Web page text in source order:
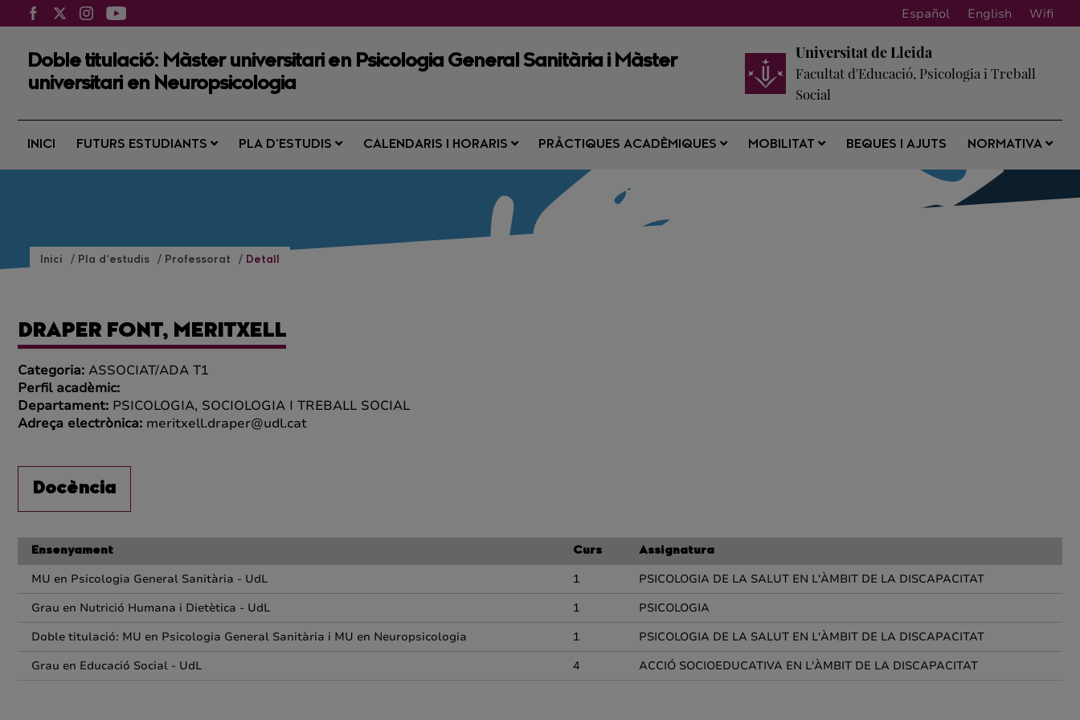
Español English Wifi
Doble titulació: Màster universitari en Psicologia General Sanitària i Màster
universitari en Neuropsicologia
Universitat de Lleida
Facultat d'Educació, Psicologia i Treball
Social
INICI FUTURS ESTUDIANTS PLA D’ESTUDIS CALENDARIS I HORARIS PRÀCTIQUES ACADÈMIQUES MOBILITAT BEQUES I AJUTS NORMATIVA
Inici Pla d’estudis Professorat Detall
DRAPER FONT, MERITXELL
Categoria: ASSOCIAT/ADA T1
Perfil acadèmic:
Departament: PSICOLOGIA, SOCIOLOGIA I TREBALL SOCIAL
Adreça electrònica: meritxell.draper@udl.cat
Docència
Ensenyament Curs Assignatura
MU en Psicologia General Sanitària - UdL 1
PSICOLOGIA DE LA SALUT EN L'ÀMBIT DE LA DISCAPACITAT
Grau en Nutrició Humana i Dietètica - UdL
1
PSICOLOGIA
Doble titulació: MU en Psicologia General Sanitària i MU en Neuropsicologia
1
PSICOLOGIA DE LA SALUT EN L'ÀMBIT DE LA DISCAPACITAT
Grau en Educació Social - UdL
4 ACCIÓ SOCIOEDUCATIVA EN L'ÀMBIT DE LA DISCAPACITAT